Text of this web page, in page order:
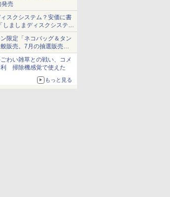
発売
スクシステム？安価に書
しましまディスクシステ
限定「ネコバッグ＆タン
販売。7月の抽選販売の
わい雑草との戦い、コメ
利 掃除機感覚で使えた
もっと見る